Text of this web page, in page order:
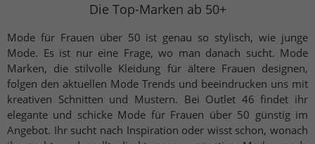
Die Top-Marken ab 50+
Mode für Frauen über 50 ist genau so stylisch, wie junge
Mode. Es ist nur eine Frage, wo man danach sucht. Mode
Marken, die stilvolle Kleidung für ältere Frauen designen,
folgen den aktuellen Mode Trends und beeindrucken uns mit
kreativen Schnitten und Mustern. Bei Outlet 46 findet ihr
elegante und schicke Mode für Frauen über 50 günstig im
Angebot. Ihr sucht nach Inspiration oder wisst schon, wonach